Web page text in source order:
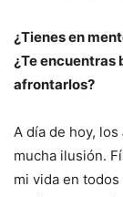
¿Tienes en
¿Te encuentras
afrontarlos?
A día de hoy, los
mucha ilusión.
mi vida en